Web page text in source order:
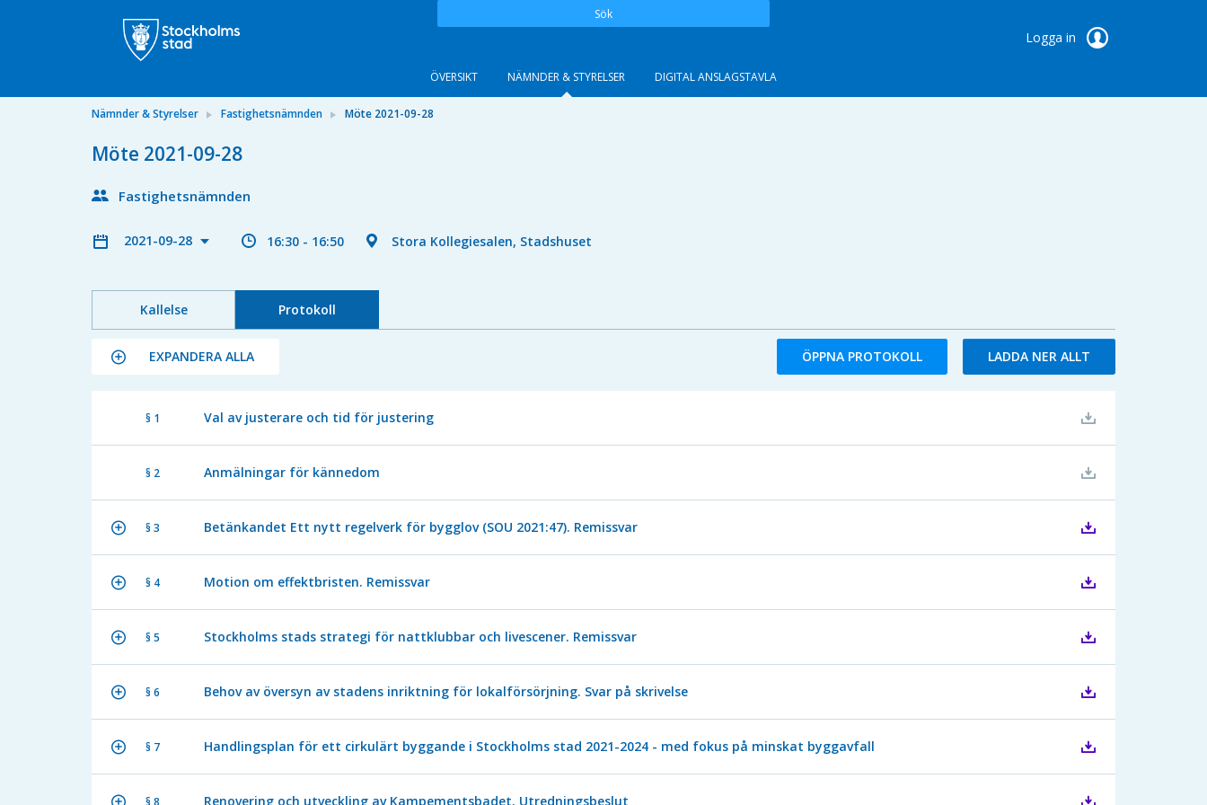
Sök
Logga in
ÖVERSIKT NÄMNDER & STYRELSER DIGITAL ANSLAGSTAVLA
Nämnder & Styrelser Fastighetsnämnden Möte 2021-09-28
Möte 2021-09-28
Fastighetsnämnden
2021-09-28 16:30 - 16:50 Stora Kollegiesalen, Stadshuset
Kallelse Protokoll
EXPANDERA ALLA ÖPPNA PROTOKOLL LADDA NER ALLT
§ 1 Val av justerare och tid för justering
§ 2 Anmälningar för kännedom
§ 3 Betänkandet Ett nytt regelverk för bygglov (SOU 2021:47). Remissvar
§ 4 Motion om effektbristen. Remissvar
§ 5 Stockholms stads strategi för nattklubbar och livescener. Remissvar
§ 6 Behov av översyn av stadens inriktning för lokalförsörjning. Svar på skrivelse
§ 7 Handlingsplan för ett cirkulärt byggande i Stockholms stad 2021-2024 - med fokus på minskat byggavfall
§ 8 Renovering och utveckling av Kampementsbadet. Utredningsbeslut